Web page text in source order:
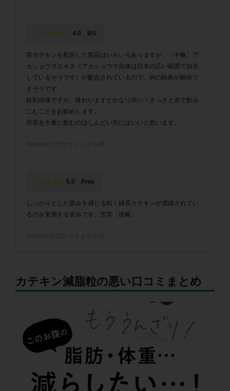
★★★★☆ 4.0 BS
茶カテキンを配合した製品はいろいろありますが、〔中略〕ア
カショウマエキス（アカショウマ自体は日本の広い範囲で自生
しているそうです）が配合されているので、Wの効果が期待で
きそうです。
錠剤自体ですが、味わいますとかなり渋い！さっさと水で飲み
こむことをお勧めします。
渋茶を大量に飲むのはしんどい方にはいいと思います。
Amazon公式サイトより引用
★★★★★ 5.0 Free
しっかりとした苦みを感じる粒！緑茶カテキンが濃縮されてい
るのを実感する苦みです。苦笑〔後略〕
Amazon公式サイトより引用
カテキン減脂粒の悪い口コミまとめ